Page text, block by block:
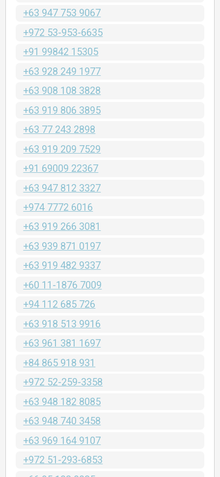
+63 947 753 9067
+972 53-953-6635
+91 99842 15305
+63 928 249 1977
+63 908 108 3828
+63 919 806 3895
+63 77 243 2898
+63 919 209 7529
+91 69009 22367
+63 947 812 3327
+974 7772 6016
+63 919 266 3081
+63 939 871 0197
+63 919 482 9337
+60 11-1876 7009
+94 112 685 726
+63 918 513 9916
+63 961 381 1697
+84 865 918 931
+972 52-259-3358
+63 948 182 8085
+63 948 740 3458
+63 969 164 9107
+972 51-293-6853